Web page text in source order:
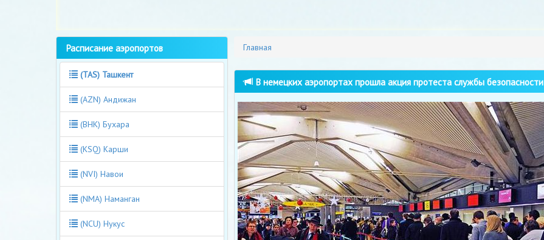
Главная
В немецких аэропортах прошла акция протеста службы безопасности
Расписание аэропортов
(TAS) Ташкент
(AZN) Андижан
(BHK) Бухара
(KSQ) Карши
(NVI) Навои
(NMA) Наманган
(NCU) Нукус